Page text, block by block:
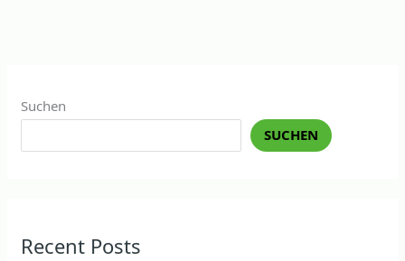
Suchen
SUCHEN
Recent Posts